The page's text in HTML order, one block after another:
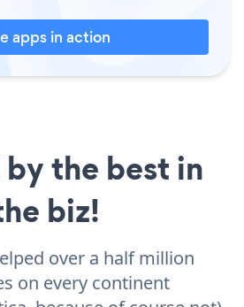
apps in action
the best in
biz!
over a half million
on every continent